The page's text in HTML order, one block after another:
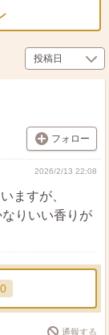
フォロー
2026/2/13 22:08
ますが、
りいい香りが
0
通報する